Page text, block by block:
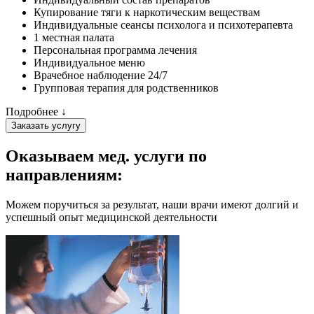
Купирование тяги к наркотическим веществам
Индивидуальные сеансы психолога и психотерапевта
1 местная палата
Персональная программа лечения
Индивидуальное меню
Врачебное наблюдение 24/7
Групповая терапия для родственников
Подробнее ↓
Заказать услугу
Оказываем мед. услуги по
направлениям:
Можем поручиться за результат, наши врачи имеют долгий и
успешный опыт медицинской деятельности